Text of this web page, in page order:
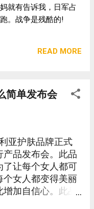
就有告诉我，日军占
。战争是残酷的!
READ MORE
简单发布会
亚护肤品牌正式
品发布会。此品
了让每个女人都可
个女人都变得美丽
加自信心。此品